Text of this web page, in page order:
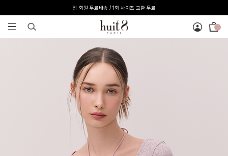
전 회원 무료배송 / 1회 사이즈 교환 무료